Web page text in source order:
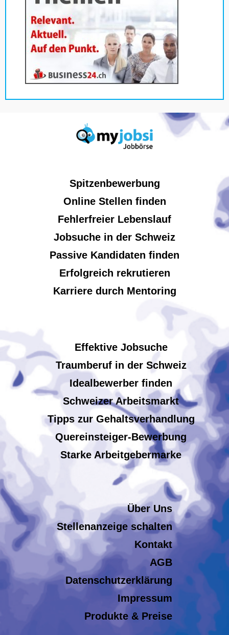
Spitzenbewerbung
Online Stellen finden
Fehlerfreier Lebenslauf
Jobsuche in der Schweiz
Passive Kandidaten finden
Erfolgreich rekrutieren
Karriere durch Mentoring
Effektive Jobsuche
Traumberuf in der Schweiz
Idealbewerber finden
Schweizer Arbeitsmarkt
Tipps zur Gehaltsverhandlung
Quereinsteiger-Bewerbung
Starke Arbeitgebermarke
Über Uns
Stellenanzeige schalten
Kontakt
AGB
Datenschutzerklärung
Impressum
Produkte & Preise